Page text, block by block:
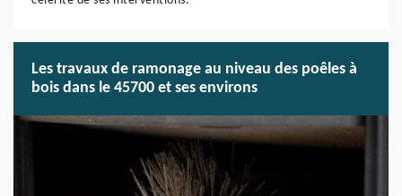
Les travaux de ramonage au niveau des poêles à
bois dans le 45700 et ses environs